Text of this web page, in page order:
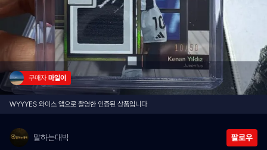
구매자 마일이
WYYYES 와이스 앱으로 촬영한 인증된 상품입니다
말하는대박 팔로우